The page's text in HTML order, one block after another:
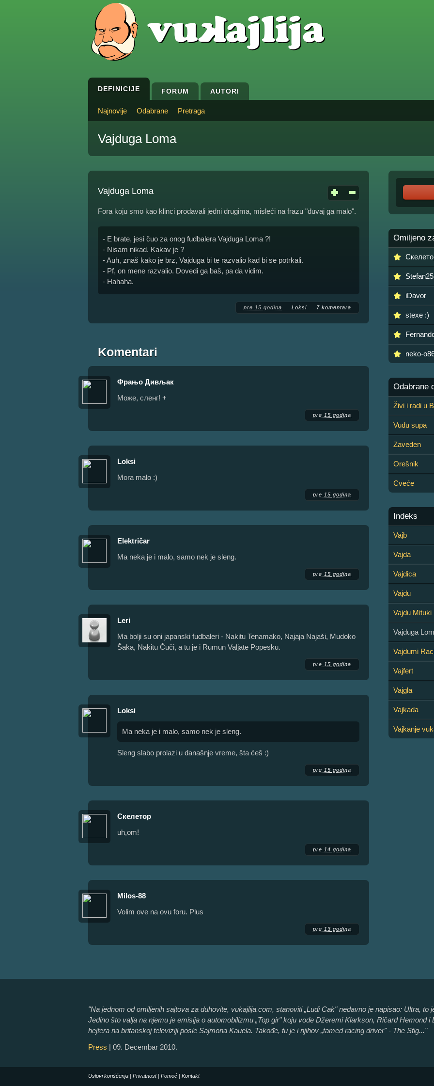
DEFINICIJE FORUM AUTORI
Najnovije Odabrane Pretraga
Vajduga Loma
Vajduga Loma
Fora koju smo kao klinci prodavali jedni drugima, misleći na frazu "duvaj ga malo".
- E brate, jesi čuo za onog fudbalera Vajduga Loma ?!
- Nisam nikad. Kakav je ?
- Auh, znaš kako je brz, Vajduga bi te razvalio kad bi se potrkali.
- Pf, on mene razvalio. Dovedi ga baš, pa da vidim.
- Hahaha.
pre 15 godina Loksi 7 komentara
Komentari
Фрањо Дивљак
Може, сленг! +
pre 15 godina
Loksi
Mora malo :)
pre 15 godina
Električar
Ma neka je i malo, samo nek je sleng.
pre 15 godina
Leri
Ma bolji su oni japanski fudbaleri - Nakitu Tenamako, Najaja Najaši, Mudoko
Šaka, Nakitu Čuči, a tu je i Rumun Valjate Popesku.
pre 15 godina
Loksi
Ma neka je i malo, samo nek je sleng.
Sleng slabo prolazi u današnje vreme, šta ćeš :)
pre 15 godina
Скелетор
uh,om!
pre 14 godina
Milos-88
Volim ove na ovu foru. Plus
pre 13 godina
Omiljeno
iDavor
stexe :)
neko-
Odabrane
Živi i radi u
Vudu supa
Zaveden
Orešnik
Cveće
Indeks
Vajb
Vajda
Vajdica
Vajdu
Vajdu Mituki
Vajduga
Vajdumi
Vajfert
Vajgla
Vajkada
Vajkanje
"Na jednom od omiljenih sajtova za duhovite, vukajlija.com, stanoviti „Ludi Cak" nedavno je napisao: Ultra, to
Jedino što valja na njemu je emisija o automobilizmu „Top gir" koju vode Džeremi Klarkson, Ričard Hemond
hejtera na britanskoj televiziji posle Sajmona Kauela. Takođe, tu je i njihov „tamed racing driver" - The Stig..."
Press | 09. Decembar 2010.
Uslovi korišćenja | Privatnost| Pomoć | Kontakt